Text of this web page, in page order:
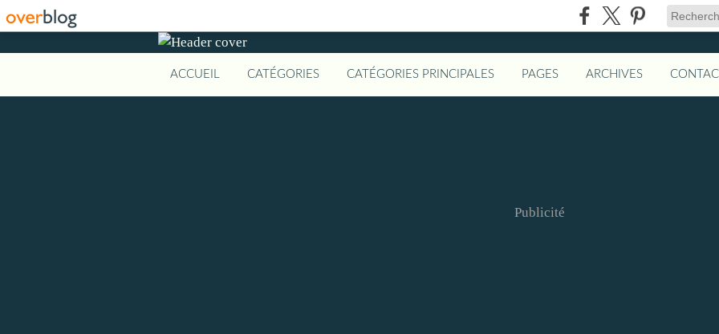
ACCUEIL CATÉGORIES CATÉGORIES PRINCIPALES PAGES ARCHIVES
Publicité